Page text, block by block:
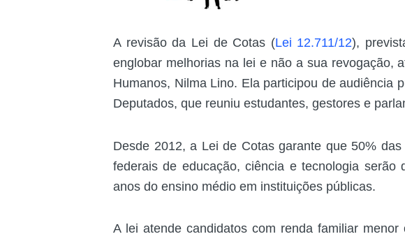
A revisão da Lei de Cotas (Lei 12.711/12),
englobar melhorias na lei e não a sua revogação,
Humanos, Nilma Lino. Ela participou de audiência
Deputados, que reuniu estudantes, gestores e
Desde 2012, a Lei de Cotas garante que 50%
federais de educação, ciência e tecnologia
anos do ensino médio em instituições públicas.
A lei atende candidatos com renda familiar